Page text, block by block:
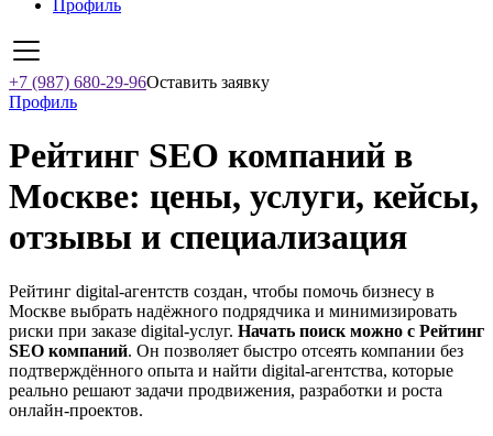
Профиль
+7 (987) 680-29-96Оставить заявку
Профиль
Рейтинг SEO компаний в
Москве: цены, услуги, кейсы,
отзывы и специализация
Рейтинг digital-агентств создан, чтобы помочь бизнесу в
Москве выбрать надёжного подрядчика и минимизировать
риски при заказе digital-услуг. Начать поиск можно с Рейтинг
SEO компаний. Он позволяет быстро отсеять компании без
подтверждённого опыта и найти digital-агентства, которые
реально решают задачи продвижения, разработки и роста
онлайн-проектов.